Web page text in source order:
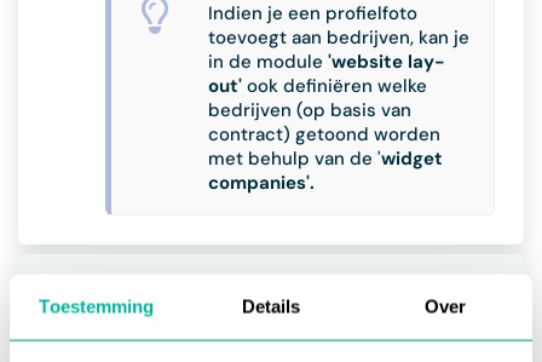
Toestemming Details Over
Indien je een profielfoto
toevoegt aan bedrijven, kan je
in de module 'website lay-
out' ook definiëren welke
bedrijven (op basis van
contract) getoond worden
met behulp van de 'widget
companies'.
Volgende: Contacten linken aan een bedrijf